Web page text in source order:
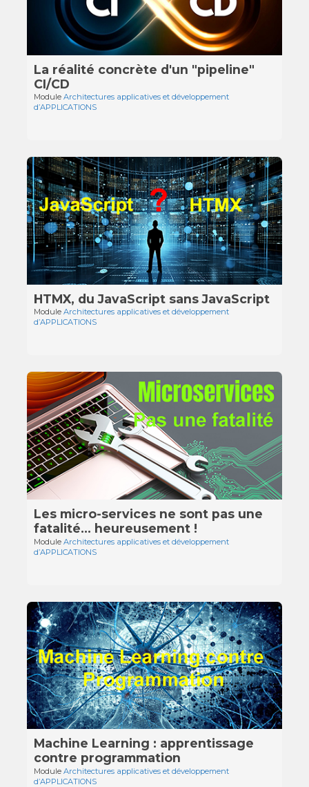
La réalité concrète d'un "pipeline"
CI/CD
ModuleArchitectures applicatives et développement
d’APPLICATIONS
HTMX, du JavaScript sans JavaScript
ModuleArchitectures applicatives et développement
d’APPLICATIONS
Les micro-services ne sont pas une
fatalité… heureusement !
ModuleArchitectures applicatives et développement
d’APPLICATIONS
Machine Learning : apprentissage
contre programmation
ModuleArchitectures applicatives et développement
d’APPLICATIONS